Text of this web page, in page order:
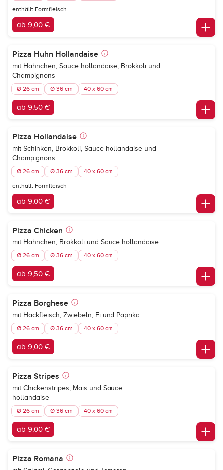
enthällt Formfleisch
ab 9,00 €
Pizza Huhn Hollandaise
mit Hähnchen, Sauce hollandaise, Brokkoli und
Champignons
Ø 26 cm Ø 36 cm 40 x 60 cm
ab 9,50 €
Pizza Hollandaise
mit Schinken, Brokkoli, Sauce hollandaise und
Champignons
Ø 26 cm Ø 36 cm 40 x 60 cm
enthällt Formfleisch
ab 9,00 €
Pizza Chicken
mit Hähnchen, Brokkoli und Sauce hollandaise
Ø 26 cm Ø 36 cm 40 x 60 cm
ab 9,50 €
Pizza Borghese
mit Hackfleisch, Zwiebeln, Ei und Paprika
Ø 26 cm Ø 36 cm 40 x 60 cm
ab 9,00 €
Pizza Stripes
mit Chickenstripes, Mais und Sauce
hollandaise
Ø 26 cm Ø 36 cm 40 x 60 cm
ab 9,00 €
Pizza Romana